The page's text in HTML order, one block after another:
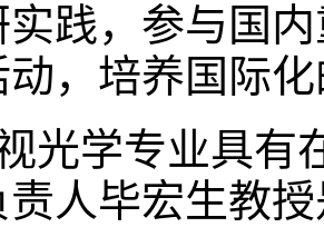
实践，参与国
动，培养国际
光学专业具有
责人毕宏生教